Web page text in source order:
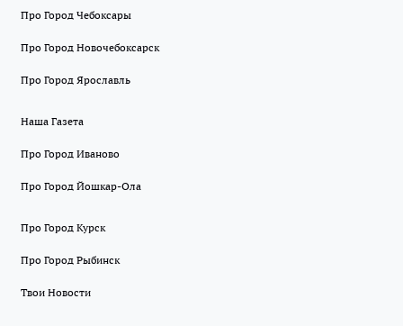
Про Город Чебоксары
Про Город Новочебоксарск
Про Город Ярославль
Наша Газета
Про Город Иваново
Про Город Йошкар-Ола
Про Город Курск
Про Город Рыбинск
Твои Новости